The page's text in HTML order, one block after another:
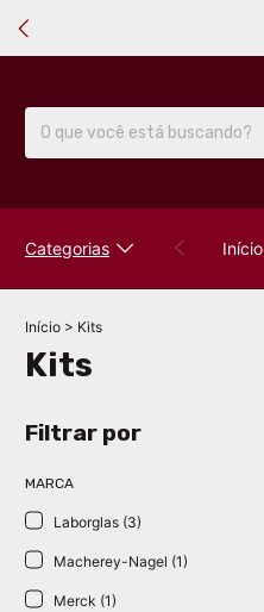
Categorias Início
Início > Kits
Kits
Filtrar por
MARCA
Laborglas (3)
Macherey-Nagel (1)
Merck (1)